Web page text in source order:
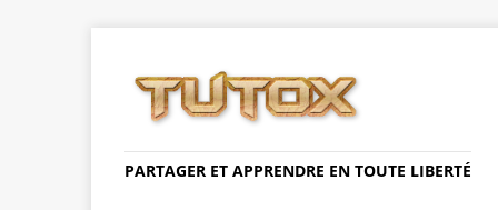
PARTAGER ET APPRENDRE EN TOUTE LIBERTÉ